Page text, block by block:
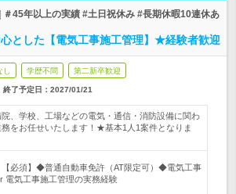
45年以上の実績 #土日祝休み #長期休暇10連休あ
とした【電気工事施工管理】★経験者歓迎
し 学歴不問 第二新卒歓迎
終了予定日： 2027/01/21
、学校、工場などの電気・通信・消防設備に関わ
務をお任せいたします！★基本1人1案件となりま
【必須】◆普通自動車免許（AT限定可）◆電気工事
電気工事施工管理の実務経験